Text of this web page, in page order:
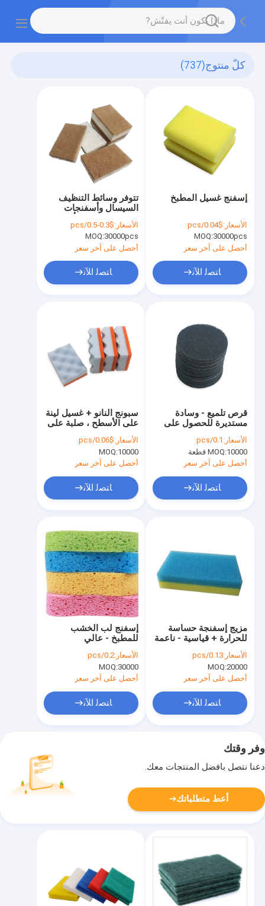
كلّ منتوج(737)
تتوفر وسائط التنظيف
السيسال وأسفنجات
الخشب المركبة بألوان
مخصصة.
الأسعار:$0.3-0.5/pcs
MOQ:30000pcs
أحصل على آخر سعر
ﺎﺘﺼﻟ ﺍﻶﻧ
إسفنج غسيل المطبخ
الأسعار:$0.04/pcs
MOQ:30000pcs
أحصل على آخر سعر
ﺎﺘﺼﻟ ﺍﻶﻧ
سبونج النانو + غسيل لينة
على الأسطح ، صلبة على
الدهون
الأسعار:$0.06/pcs
MOQ:10000
أحصل على آخر سعر
ﺎﺘﺼﻟ ﺍﻶﻧ
قرص تلميع - وسادة
مستديرة للحصول على
تشطيبات ناعمة وخالية
من الخدوش
الأسعار: 0.1/pcs
MOQ:10000 قطعة
أحصل على آخر سعر
ﺎﺘﺼﻟ ﺍﻶﻧ
إسفنج لب الخشب
للمطبخ - عالي
الامتصاص، ناعم، لا
يخدش ومتين
الأسعار:0.2/pcs
MOQ:30000
أحصل على آخر سعر
ﺎﺘﺼﻟ ﺍﻶﻧ
مزيج إسفنجة حساسة
للحرارة + قياسية - ناعمة
ومتينة لتنظيف المطبخ
الأسعار:0.13/pcs
MOQ:20000
أحصل على آخر سعر
ﺎﺘﺼﻟ ﺍﻶﻧ
وفر وقتك
دعنا نتصل بأفضل المنتجات معك.
أعط متطلباتك